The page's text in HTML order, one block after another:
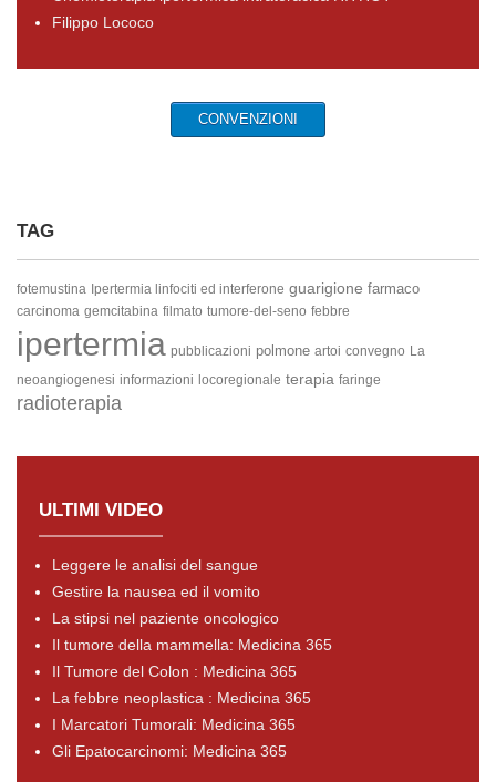
Filippo Lococo
CONVENZIONI
TAG
fotemustina Ipertermia linfociti ed interferone guarigione farmaco
carcinoma gemcitabina filmato tumore-del-seno febbre
ipertermia pubblicazioni polmone artoi convegno La
neoangiogenesi informazioni locoregionale terapia faringe
radioterapia
ULTIMI VIDEO
Leggere le analisi del sangue
Gestire la nausea ed il vomito
La stipsi nel paziente oncologico
Il tumore della mammella: Medicina 365
Il Tumore del Colon : Medicina 365
La febbre neoplastica : Medicina 365
I Marcatori Tumorali: Medicina 365
Gli Epatocarcinomi: Medicina 365